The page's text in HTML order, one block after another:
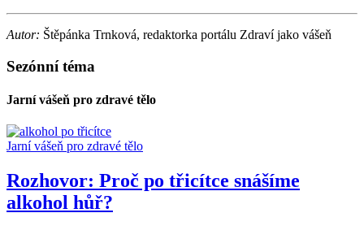
Autor: Štěpánka Trnková, redaktorka portálu Zdraví jako vášeň
Sezónní téma
Jarní vášeň pro zdravé tělo
Jarní vášeň pro zdravé tělo
Rozhovor: Proč po třicítce snášíme
alkohol hůř?